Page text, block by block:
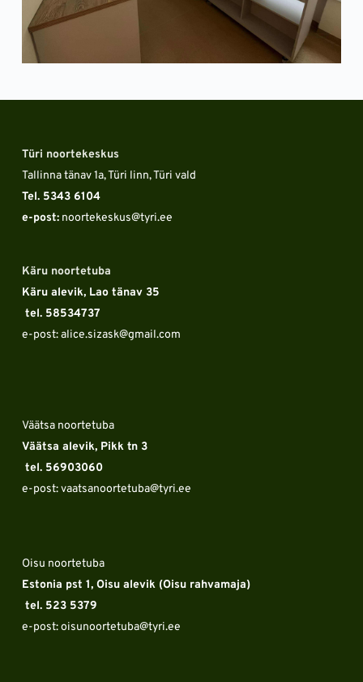
Türi noortekeskus
Tallinna tänav 1a, Türi linn, Türi vald
Tel. 5343 6104
e-post: noortekeskus@tyri.ee
Käru noortetuba
Käru alevik, Lao tänav 35
tel. 58534737
e-post: alice.sizask@gmail.com
Väätsa noortetuba
Väätsa alevik, Pikk tn 3
tel. 56903060
e-post: vaatsanoortetuba@tyri.ee
Oisu noortetuba
Estonia pst 1, Oisu alevik (Oisu rahvamaja)
tel. 523 5379
e-post: oisunoortetuba@tyri.ee